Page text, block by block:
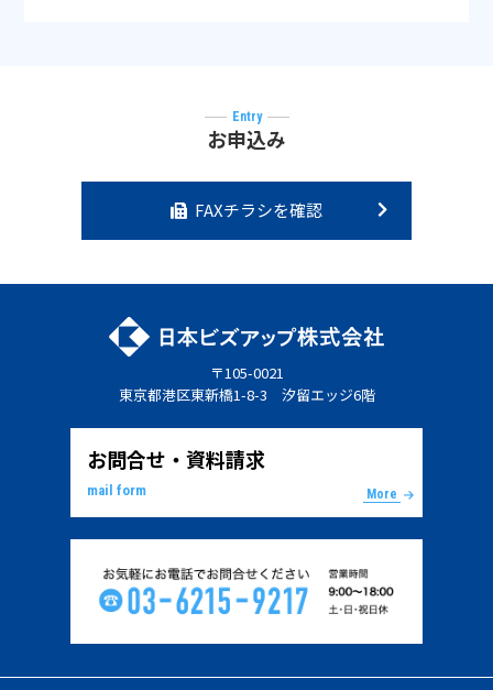
Entry
お申込み
FAXチラシを確認
〒105-0021
東京都港区東新橋1-8-3 汐留エッジ6階
お問合せ・資料請求
mail form More